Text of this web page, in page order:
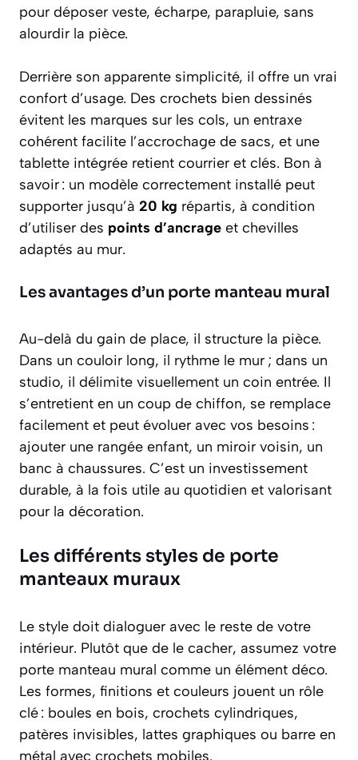
pour déposer veste, écharpe, parapluie, sans
alourdir la pièce.
Derrière son apparente simplicité, il offre un vrai
confort d’usage. Des crochets bien dessinés
évitent les marques sur les cols, un entraxe
cohérent facilite l’accrochage de sacs, et une
tablette intégrée retient courrier et clés. Bon à
savoir : un modèle correctement installé peut
supporter jusqu’à 20 kg répartis, à condition
d’utiliser des points d’ancrage et chevilles
adaptés au mur.
Les avantages d’un porte manteau mural
Au-delà du gain de place, il structure la pièce.
Dans un couloir long, il rythme le mur ; dans un
studio, il délimite visuellement un coin entrée. Il
s’entretient en un coup de chiffon, se remplace
facilement et peut évoluer avec vos besoins :
ajouter une rangée enfant, un miroir voisin, un
banc à chaussures. C’est un investissement
durable, à la fois utile au quotidien et valorisant
pour la décoration.
Les différents styles de porte
manteaux muraux
Le style doit dialoguer avec le reste de votre
intérieur. Plutôt que de le cacher, assumez votre
porte manteau mural comme un élément déco.
Les formes, finitions et couleurs jouent un rôle
clé : boules en bois, crochets cylindriques,
patères invisibles, lattes graphiques ou barre en
métal avec crochets mobiles.